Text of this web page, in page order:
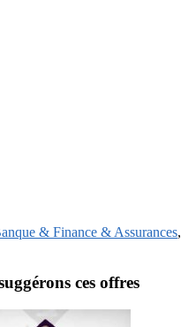
& Finance & Assurances,
ces offres